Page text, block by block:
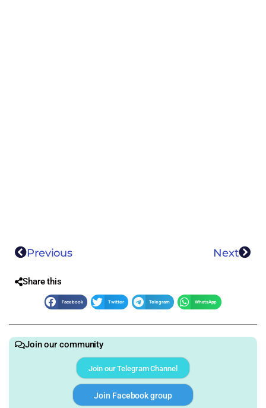
Previous Next
Share this
Facebook Twitter Telegram WhatsApp
Join our community
Join our Telegram Channel
Join Facebook group